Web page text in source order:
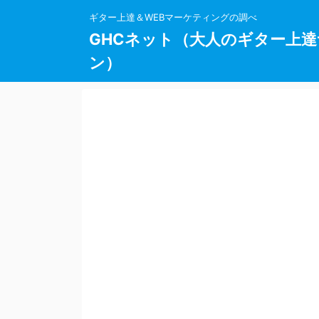
ギター上達＆WEBマーケティングの調べ
GHCネット（大人のギター上
ン）